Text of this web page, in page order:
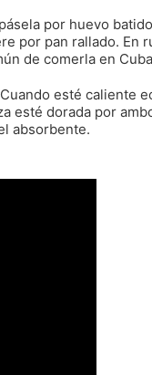
por huevo
por pan rallado. En
de comerla en
esté caliente
esté dorada por
absorbente.